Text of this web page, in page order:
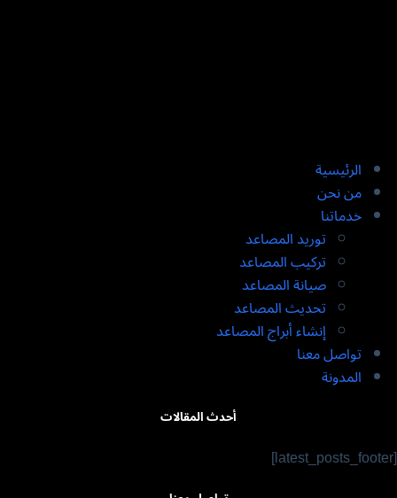
الرئيسية
من نحن
خدماتنا
توريد المصاعد​
تركيب المصاعد ​
صيانة المصاعد​
تحديث المصاعد​
إنشاء أبراج المصاعد​
تواصل معنا
المدونة
أحدث المقالات
[latest_posts_footer]